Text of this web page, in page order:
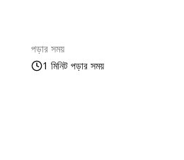
পড়ার সময়
1 মিনিট পড়ার সময়